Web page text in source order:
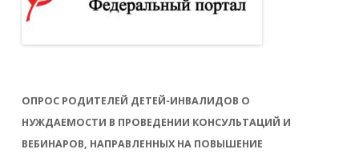
ОПРОС РОДИТЕЛЕЙ ДЕТЕЙ-ИНВАЛИДОВ О
НУЖДАЕМОСТИ В ПРОВЕДЕНИИ КОНСУЛЬТАЦИЙ И
ВЕБИНАРОВ, НАПРАВЛЕННЫХ НА ПОВЫШЕНИЕ